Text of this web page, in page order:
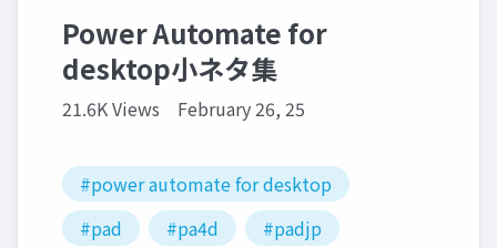
Power Automate for
desktop小ネタ集
21.6K Views February 26, 25
#power automate for desktop
#pad
#pa4d
#padjp